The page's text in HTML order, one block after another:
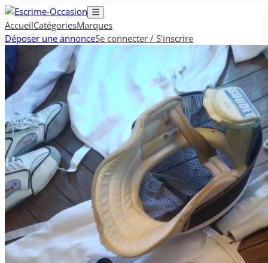
AccueilCatégoriesMarques
Déposer une annonceSe connecter / S'inscrire